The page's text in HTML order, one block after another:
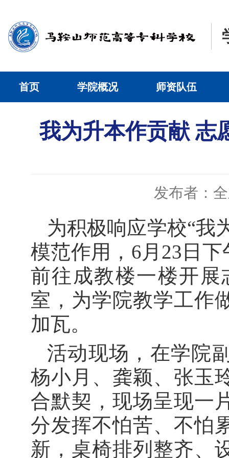
首页 学院概况 师资队伍
我为升本作贡献
发布者：
为积极响应学校“我
模范作用，6月23日
前往成教楼一楼开展
室，为学院教学工作
加瓦。
活动现场，在学院
杨小月、龚颖、张玉
合默契，现场呈现一
分发挥不怕苦、不怕
新，桌椅排列整齐、